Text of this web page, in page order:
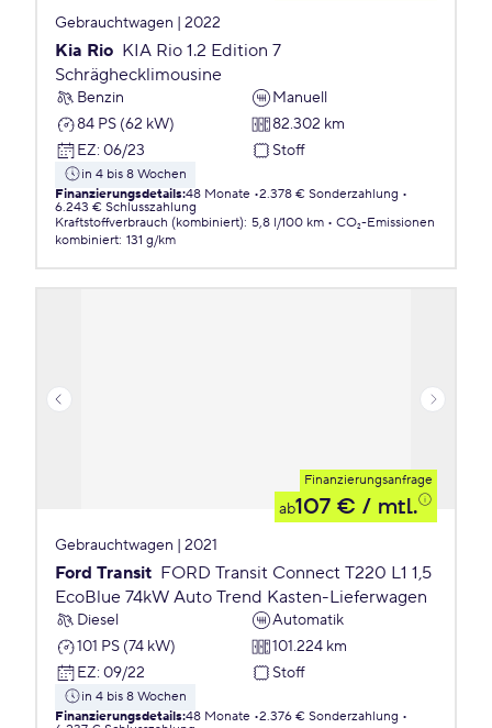
Gebrauchtwagen | 2022
Kia Rio KIA Rio 1.2 Edition 7
Schräghecklimousine
Benzin
Manuell
84 PS (62 kW)
82.302 km
EZ: 06/23 Stoff
in 4 bis 8 Wochen
Finanzierungsdetails:48 Monate 2.378 € Sonderzahlung
6.243 € Schlusszahlung
Kraftstoffverbrauch (kombiniert): 5,8 l/100 km
CO₂-Emissionen
kombiniert: 131 g/km
Finanzierungsanfrage
ab107 € / mtl.
Gebrauchtwagen | 2021
Ford Transit FORD Transit Connect T220 L1 1,5
EcoBlue 74kW Auto Trend Kasten-Lieferwagen
Diesel
Automatik
101 PS (74 kW)
101.224 km
EZ: 09/22 Stoff
in 4 bis 8 Wochen
Finanzierungsdetails:48 Monate 2.376 € Sonderzahlung